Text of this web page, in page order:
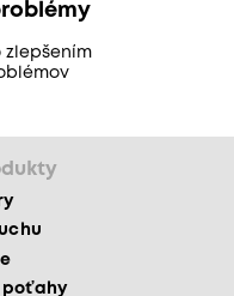
zlepšením
poťahy